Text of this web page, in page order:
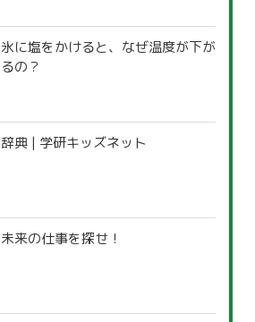
氷に塩をかけると、なぜ温度が下が
るの？
辞典 | 学研キッズネット
未来の仕事を探せ！